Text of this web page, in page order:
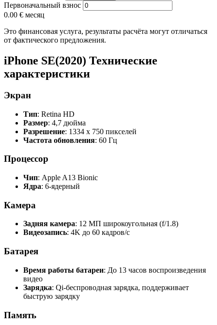
Первоначальный взнос
0.00 € месяц
Это финансовая услуга, результаты расчёта могут отличаться
от фактического предложения.
iPhone SE(2020) Технические
характеристики
Экран
Тип: Retina HD
Размер: 4,7 дюйма
Разрешение: 1334 x 750 пикселей
Частота обновления: 60 Гц
Процессор
Чип: Apple A13 Bionic
Ядра: 6-ядерный
Камера
Задняя камера: 12 МП широкоугольная (f/1.8)
Видеозапись: 4K до 60 кадров/с
Батарея
Время работы батареи: До 13 часов воспроизведения
видео
Зарядка: Qi-беспроводная зарядка, поддерживает
быструю зарядку
Память